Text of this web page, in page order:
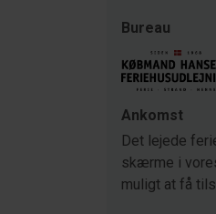
Bureau
Ankomst
Det lejede
skærme i
muligt at få